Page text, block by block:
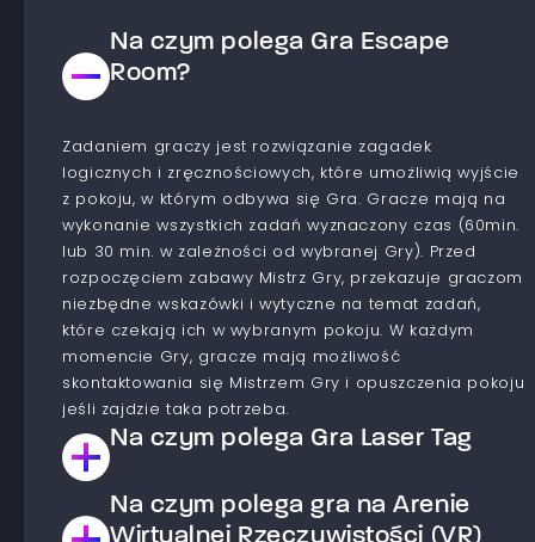
Na czym polega Gra Escape
Room?
Zadaniem graczy jest rozwiązanie zagadek
logicznych i zręcznościowych, które umożliwią wyjście
z pokoju, w którym odbywa się Gra. Gracze mają na
wykonanie wszystkich zadań wyznaczony czas (60min.
lub 30 min. w zależności od wybranej Gry). Przed
rozpoczęciem zabawy Mistrz Gry, przekazuje graczom
niezbędne wskazówki i wytyczne na temat zadań,
które czekają ich w wybranym pokoju. W każdym
momencie Gry, gracze mają możliwość
skontaktowania się Mistrzem Gry i opuszczenia pokoju
jeśli zajdzie taka potrzeba.
Na czym polega Gra Laser Tag
Jest to Gra typu paintball laserowy. Gracze dzielą się
na drużyny, które współzawodniczą ze sobą aby
Na czym polega gra na Arenie
Wirtualnej Rzeczywistości (VR)